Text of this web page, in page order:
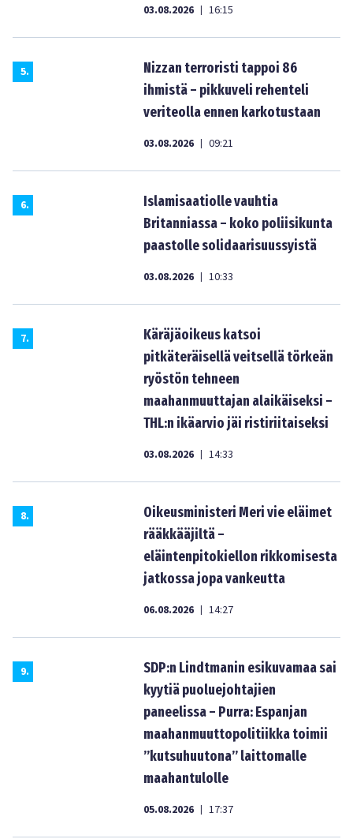
03.08.2026 | 16:15
5.
Nizzan terroristi tappoi 86
ihmistä – pikkuveli rehenteli
veriteolla ennen karkotustaan
03.08.2026 | 09:21
6.
Islamisaatiolle vauhtia
Britanniassa – koko poliisikunta
paastolle solidaarisuussyistä
03.08.2026 | 10:33
7.
Käräjäoikeus katsoi
pitkäteräisellä veitsellä törkeän
ryöstön tehneen
maahanmuuttajan alaikäiseksi –
THL:n ikäarvio jäi ristiriitaiseksi
03.08.2026 | 14:33
8.
Oikeusministeri Meri vie eläimet
rääkkääjiltä –
eläintenpitokiellon rikkomisesta
jatkossa jopa vankeutta
06.08.2026 | 14:27
9.
SDP:n Lindtmanin esikuvamaa sai
kyytiä puoluejohtajien
paneelissa – Purra: Espanjan
maahanmuuttopolitiikka toimii
”kutsuhuutona” laittomalle
maahantulolle
05.08.2026 | 17:37